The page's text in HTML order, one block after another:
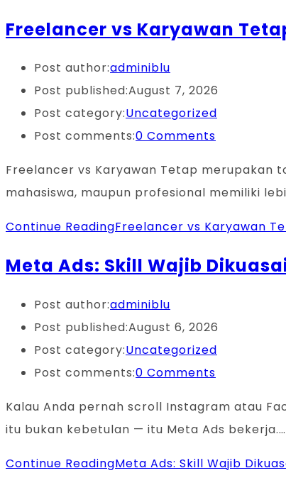
Freelancer vs Karyawan
Post author:adminiblu
Post published:August 7, 2026
Post category:Uncategorized
Post comments:0 Comments
Freelancer vs Karyawan Tetap merupakan
mahasiswa, maupun profesional memiliki
Continue ReadingFreelancer vs Karyawan
Meta Ads: Skill Wajib
Post author:adminiblu
Post published:August 6, 2026
Post category:Uncategorized
Post comments:0 Comments
Kalau Anda pernah scroll Instagram atau
itu bukan kebetulan — itu Meta Ads bekerja.…
Continue ReadingMeta Ads: Skill Wajib